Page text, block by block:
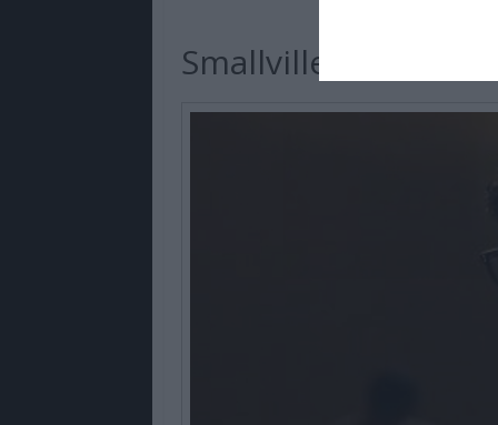
Smallville (Max)